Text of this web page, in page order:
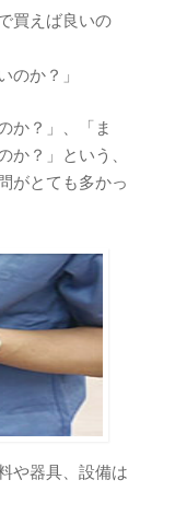
買えば良いの
のか？」
か？」、「ま
か？」という、
がとても多かっ
や器具、設備は